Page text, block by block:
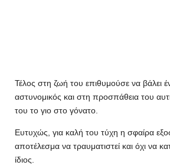
Τέλος στη ζωή του επιθυμούσε να βάλει
αστυνομικός και στη προσπάθεια του
του το γιο στο γόνατο.
Ευτυχώς, για καλή του τύχη η σφαίρα
αποτέλεσμα να τραυματιστεί και όχι να
ίδιος.